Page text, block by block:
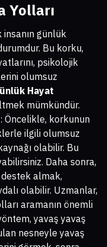
Yolları
günlük
Bu korku,
psikolojik
olumsuz
Hayat
mümkündür.
Öncelikle, korkunun
ilgili olumsuz
olabilir. Bu
Daha sonra,
almak,
olabilir. Uzmanlar,
aramanın önemli
yavaş yavaş
nesneyle yavaş